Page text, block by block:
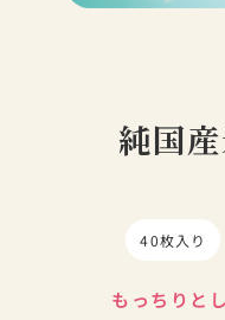
純国
40枚入り
もっちりと